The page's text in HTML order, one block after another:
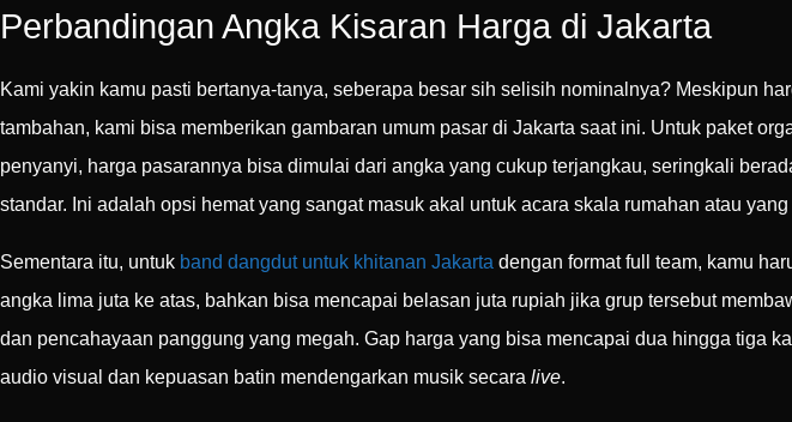
Perbandingan Angka Kisaran Harga di Jakarta
Kami yakin kamu pasti bertanya-tanya, seberapa besar sih selisih nominalnya? Meskipun
tambahan, kami bisa memberikan gambaran umum pasar di Jakarta saat ini. Untuk paket
penyanyi, harga pasarannya bisa dimulai dari angka yang cukup terjangkau, seringkali
standar. Ini adalah opsi hemat yang sangat masuk akal untuk acara skala rumahan atau
Sementara itu, untuk band dangdut untuk khitanan Jakarta dengan format full team, kamu
angka lima juta ke atas, bahkan bisa mencapai belasan juta rupiah jika grup tersebut
dan pencahayaan panggung yang megah. Gap harga yang bisa mencapai dua hingga tiga
audio visual dan kepuasan batin mendengarkan musik secara live.